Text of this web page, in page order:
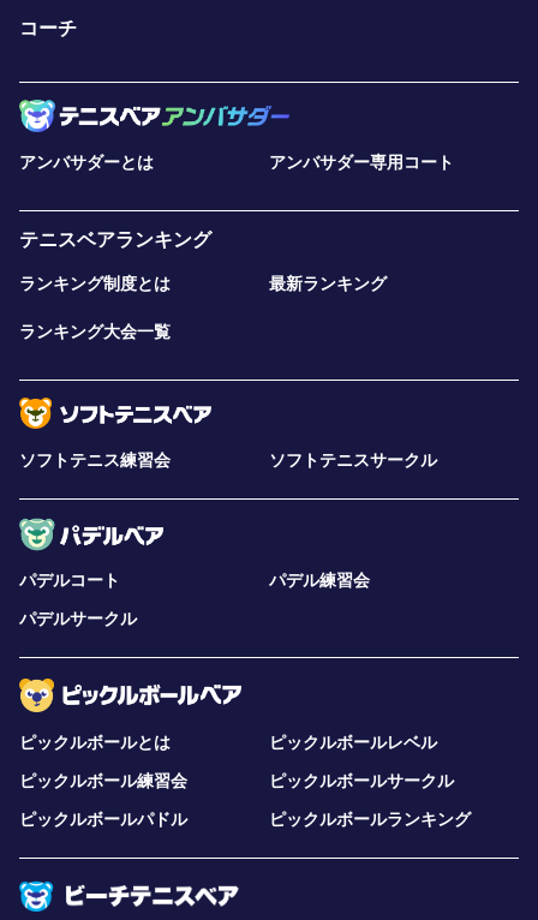
コーチ
アンバサダーとは アンバサダー専用コート
テニスベアランキング
ランキング制度とは 最新ランキング
ランキング大会一覧
ソフトテニス練習会 ソフトテニスサークル
パデルコート
パデル練習会
パデルサークル
ピックルボールとは
ピックルボールレベル
ピックルボール練習会
ピックルボールサークル
ピックルボールパドル
ピックルボールランキング